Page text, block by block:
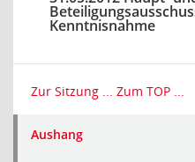
Kenntnisnahme
Zur Sitzung ... Zum TOP ...
Aushang